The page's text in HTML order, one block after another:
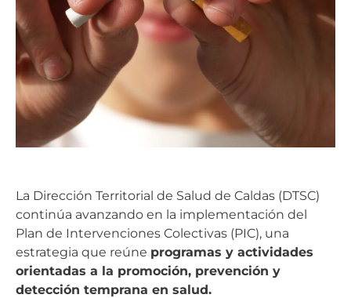
La Dirección Territorial de Salud de Caldas (DTSC)
continúa avanzando en la implementación del
Plan de Intervenciones Colectivas (PIC), una
estrategia que reúne programas y actividades
orientadas a la promoción, prevención y
detección temprana en salud.